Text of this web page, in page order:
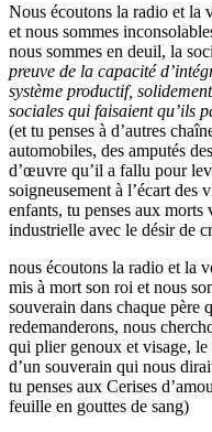
Nous écoutons la radio et la
et nous sommes
nous sommes en deuil, la
preuve de la capacité
système productif,
sociales qui faisaient qu’ils
(et tu penses à d’autres
automobiles, des amputés
d’œuvre qu’il a fallu pour
soigneusement à l’écart des
enfants, tu penses aux morts
industrielle avec le désir de
nous écoutons la radio et la
mis à mort son roi et nous
souverain dans chaque père
redemanderons, nous
qui plier genoux et visage, le
d’un souverain qui nous
tu penses aux Cerises
feuille en gouttes de sang)